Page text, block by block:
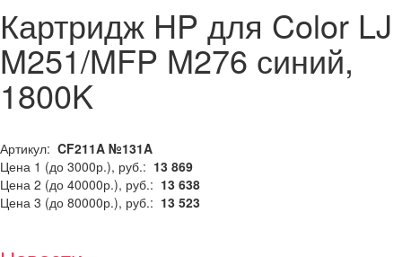
Картридж HP для Color LJ
M251/MFP M276 синий,
1800K
Артикул: CF211A №131A
Цена 1 (до 3000р.), руб.: 13 869
Цена 2 (до 40000р.), руб.: 13 638
Цена 3 (до 80000р.), руб.: 13 523